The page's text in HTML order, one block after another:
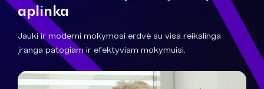
aplinka
Jauki ir moderni mokymosi erdvė su visa reikalinga
įranga patogiam ir efektyviam mokymuisi.